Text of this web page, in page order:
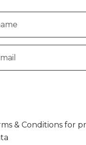
& Conditions for